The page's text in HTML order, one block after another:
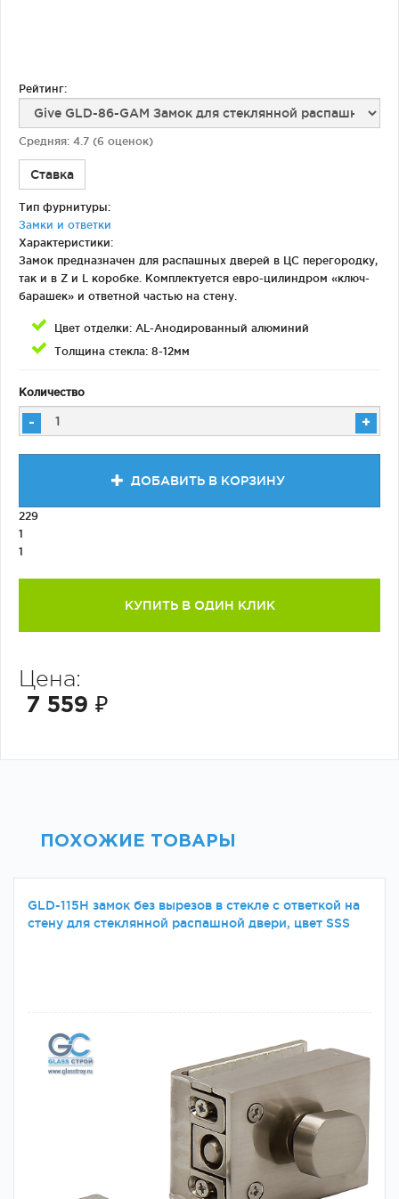
Рейтинг:
Средняя: 4.7 (6 оценок)
Ставка
Тип фурнитуры:
Замки и ответки
Характеристики:
Замок предназначен для распашных дверей в ЦС перегородку,
так и в Z и L коробке. Комплектуется евро-цилиндром «ключ-
барашек» и ответной частью на стену.
Цвет отделки: AL-Анодированный алюминий
Толщина стекла: 8-12мм
Количество
- +
ДОБАВИТЬ В КОРЗИНУ
229
1
1
КУПИТЬ В ОДИН КЛИК
Цена:
7 559 ₽
ПОХОЖИЕ ТОВАРЫ
GLD-115H замок без вырезов в стекле с ответкой на
стену для стеклянной распашной двери, цвет SSS